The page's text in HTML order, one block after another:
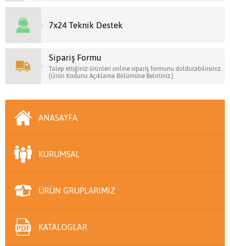
7x24 Teknik Destek
Sipariş Formu
Talep ettiğiniz ürünleri online sipariş formunu doldurabilirsiniz.
(Ürün Kodunu Açıklama Bölümüne Belirtiniz.)
ANASAYFA
KURUMSAL
ÜRÜN GRUPLARIMIZ
KATALOGLAR